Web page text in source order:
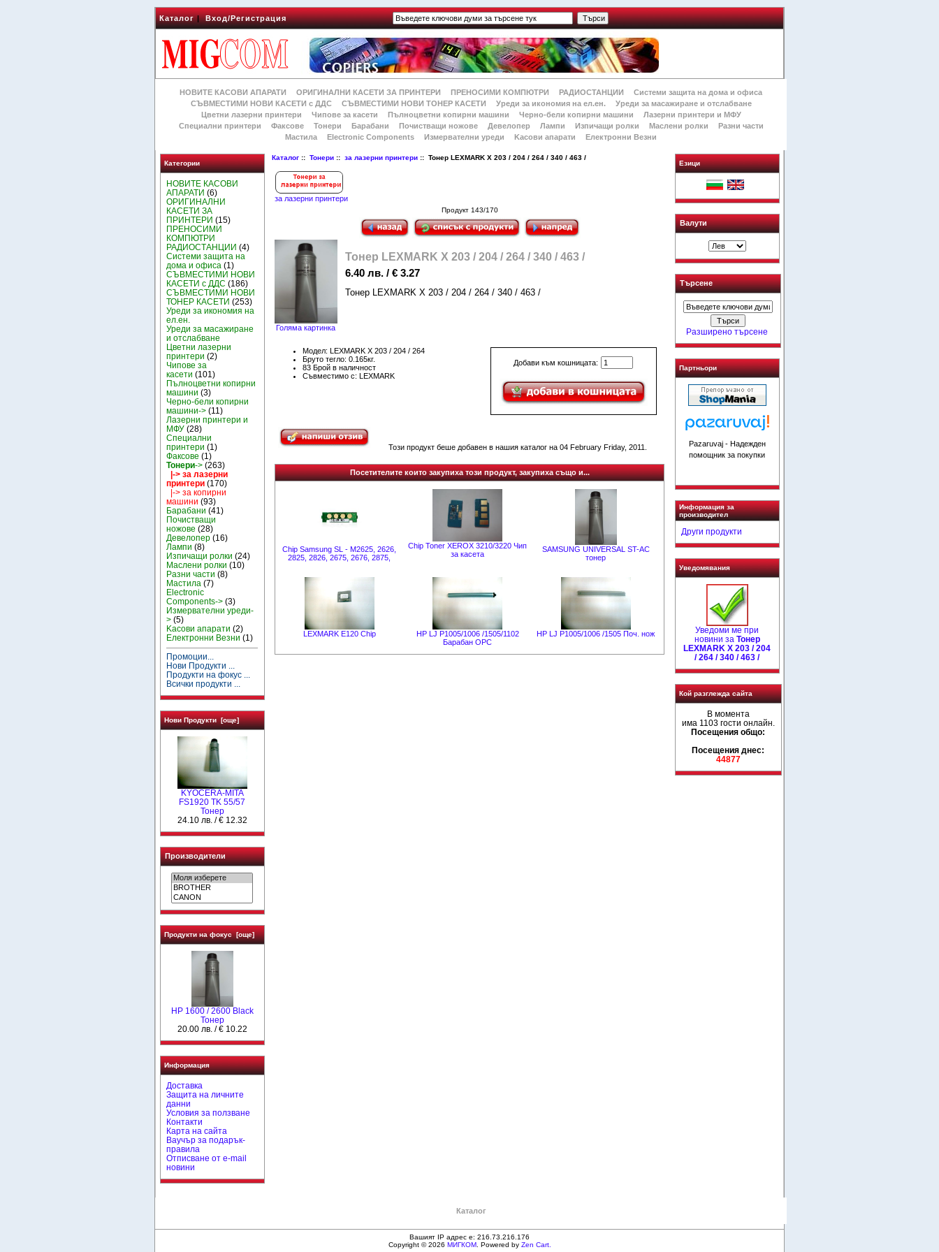
Каталог|Вход/Регистрация
НОВИТЕ КАСОВИ АПАРАТИ ОРИГИНАЛНИ КАСЕТИ ЗА ПРИНТЕРИ ПРЕНОСИМИ КОМПЮТРИ РАДИОСТАНЦИИ
Системи защита на дома и офиса
СЪВМЕСТИМИ НОВИ КАСЕТИ с ДДС
СЪВМЕСТИМИ НОВИ ТОНЕР КАСЕТИ Уреди за икономия на ел.ен.
Уреди за масажиране и отслабване
Цветни лазерни принтери
Чипове за касети Пълноцветни копирни машини Черно-бели копирни машини
Лазерни принтери и МФУ
Специални принтери
Факсове Тонери Барабани Почистващи ножове Девелопер Лампи Изпичащи ролки Маслени ролки
Разни части
Мастила
Electronic Components Измервателни уреди Kасови апарати Електронни Везни
Категории
НОВИТЕ КАСОВИ
АПАРАТИ (6)
ОРИГИНАЛНИ
КАСЕТИ ЗА
ПРИНТЕРИ (15)
ПРЕНОСИМИ
КОМПЮТРИ
РАДИОСТАНЦИИ (4)
Системи защита на
дома и офиса (1)
СЪВМЕСТИМИ НОВИ
КАСЕТИ с ДДС (186)
СЪВМЕСТИМИ НОВИ
ТОНЕР КАСЕТИ (253)
Уреди за икономия на
ел.ен.
Уреди за масажиране
и отслабване
Цветни лазерни
принтери (2)
Чипове за
касети (101)
Пълноцветни копирни
машини (3)
Черно-бели копирни
машини-> (11)
Лазерни принтери и
МФУ (28)
Специални
принтери (1)
Факсове (1)
Тонери-> (263)
|-> за лазерни
принтери (170)
|-> за копирни
машини (93)
Барабани (41)
Почистващи
ножове (28)
Девелопер (16)
Лампи (8)
Изпичащи ролки (24)
Маслени ролки (10)
Разни части (8)
Мастила (7)
Electronic
Components-> (3)
Измервателни уреди-
> (5)
Kасови апарати (2)
Електронни Везни (1)
Промоции...
Нови Продукти ...
Продукти на фокус ...
Всички продукти ...
Нови Продукти [още]
KYOCERA-MITA
FS1920 TK 55/57
Тонер
24.10 лв. / € 12.32
Производители
Продукти на фокус [още]
HР 1600 / 2600 Black
Тонер
20.00 лв. / € 10.22
Информация
Доставка
Защита на личните
данни
Условия за ползване
Контакти
Карта на сайта
Ваучър за подарък-
правила
Отписване от e-mail
новини
Каталог ::Тонери ::за лазерни принтери :: Тонер LEXMARK X 203 / 204 / 264 / 340 / 463 /
за лазерни принтери
Продукт 143/170
Голяма картинка
Тонер LEXMARK X 203 / 204 / 264 / 340 / 463 /
6.40 лв. / € 3.27
Тонер LEXMARK X 203 / 204 / 264 / 340 / 463 /
Добави към кошницата:
Модел: LEXMARK X 203 / 204 / 264
Бруто тегло: 0.165кг.
83 Брой в наличност
Съвместимо с: LEXMARK
Този продукт беше добавен в нашия каталог на 04 February Friday, 2011.
Посетителите които закупиха този продукт, закупиха също и...
Chip Samsung SL - M2625, 2626,
2825, 2826, 2675, 2676, 2875,
Chip Toner XEROX 3210/3220 Чип
за касета
SAMSUNG UNIVERSAL ST-AC
тонер
LEXMARK E120 Chip
HP LJ P1005/1006 /1505/1102
Барабан OPC
HP LJ P1005/1006 /1505 Поч. нож
Езици
Валути
Търсене
Разширено търсене
Партньори
Pazaruvaj - Надежден
помощник за покупки
Информация за
производител
Други продукти
Уведомявания
Уведоми ме при
новини за Тонер
LEXMARK X 203 / 204
/ 264 / 340 / 463 /
Кой разглежда сайта
В момента
има 1103 гости онлайн.
Посещения общо:
Посещения днес:
44877
Каталог
Вашият IP адрес е: 216.73.216.176
Copyright © 2026 МИГКОМ. Powered by Zen Cart.